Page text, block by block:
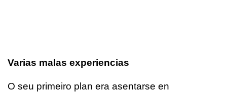
Varias malas experiencias
O seu primeiro plan era asentarse en